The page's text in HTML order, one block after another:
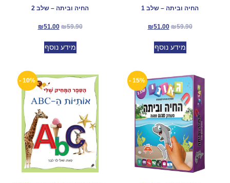
החיה וביתה – שלב 1
₪59.90
₪51.00
מידע נוסף
החיה וביתה – שלב 2
₪59.90
₪51.00
מידע נוסף
15% -
10% -